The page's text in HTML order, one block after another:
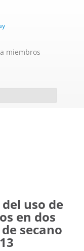
miembros
uso de
en dos
secano